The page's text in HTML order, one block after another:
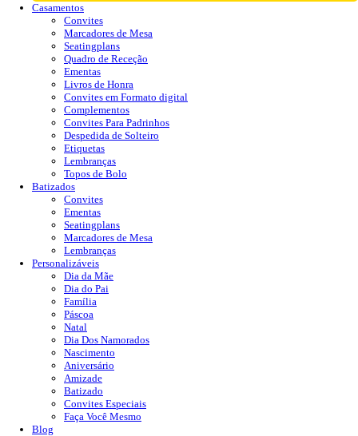
Casamentos
Convites
Marcadores de Mesa
Seatingplans
Quadro de Receção
Ementas
Livros de Honra
Convites em Formato digital
Complementos
Convites Para Padrinhos
Despedida de Solteiro
Etiquetas
Lembranças
Topos de Bolo
Batizados
Convites
Ementas
Seatingplans
Marcadores de Mesa
Lembranças
Personalizáveis
Dia da Mãe
Dia do Pai
Família
Páscoa
Natal
Dia Dos Namorados
Nascimento
Aniversário
Amizade
Batizado
Convites Especiais
Faça Você Mesmo
Blog